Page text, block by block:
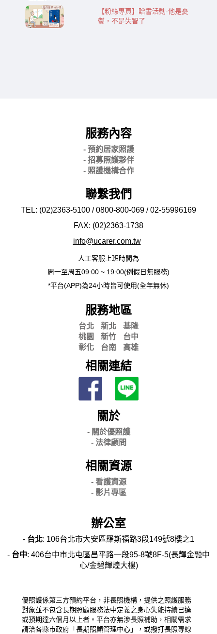
【粉絲專頁】贈書活動-​​他是憂
鬱，不是失智了
服務內容
- 預約居家照護
- 招募照護夥伴
- 照護機構合作
聯繫我們
TEL: (02)2363-5100 / 0800-800-069 / 02-55996169
FAX: (02)2363-1738
info@ucarer.com.tw
人工客服上班時間為
周一至周五09:00 ~ 19:00(例假日無服務)
*平台(APP)為24小時皆可使用(全年無休)
服務地區
台北 新北
基隆
桃園
新竹
台中
彰化
台南 高雄
相關連結
關於
- 關於優照護
- 法律顧問
相關資源
- 看護資源
- 影片專區
辦公室
- 台北: 106台北市大安區羅斯福路3段149號8樓之1
- 台中: 406台中市北屯區昌平路一段95-8號8F-5(長輝金融中
心/金碧輝煌大樓)
優照護係第三方預約平台，非長照機構，提供之照護服務
對象並不包含長期照顧服務法中定義之身心失能持續已達
或預期達六個月以上者。平台亦無涉長照補助，相關需求
請洽各縣市政府「長期照顧管理中心」，或撥打長照專線